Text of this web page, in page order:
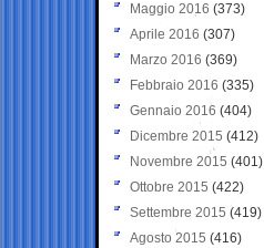
Maggio 2016 (373)
Aprile 2016 (307)
Marzo 2016 (369)
Febbraio 2016 (335)
Gennaio 2016 (404)
Dicembre 2015 (412)
Novembre 2015 (401)
Ottobre 2015 (422)
Settembre 2015 (419)
Agosto 2015 (416)